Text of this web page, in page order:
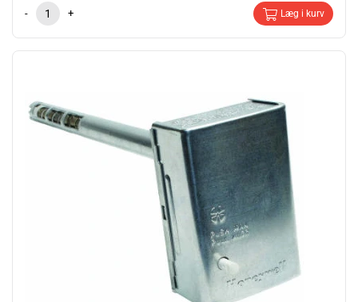
- + Læg i kurv